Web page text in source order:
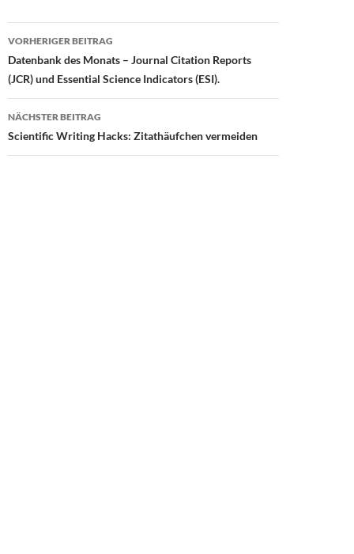
o
o
k
o
n
Beitragsnavigation
VORHERIGER BEITRAG
Datenbank des Monats – Journal Citation Reports
(JCR) und Essential Science Indicators (ESI).
NÄCHSTER BEITRAG
Scientific Writing Hacks: Zitathäufchen vermeiden